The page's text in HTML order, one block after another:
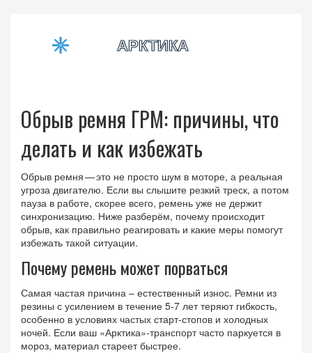
Обрыв ремня ГРМ: причины, что
делать и как избежать
Обрыв ремня — это не просто шум в моторе, а реальная
угроза двигателю. Если вы слышите резкий треск, а потом
пауза в работе, скорее всего, ремень уже не держит
синхронизацию. Ниже разберём, почему происходит
обрыв, как правильно реагировать и какие меры помогут
избежать такой ситуации.
Почему ремень может порваться
Самая частая причина – естественный износ. Ремни из
резины с усилением в течение 5‑7 лет теряют гибкость,
особенно в условиях частых старт‑стопов и холодных
ночей. Если ваш «Арктика»‑транспорт часто паркуется в
мороз, материал стареет быстрее.